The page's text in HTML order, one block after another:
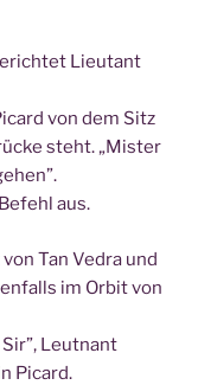
Lieu­tant
von dem Sitz
steht. „Mis­ter
aus.
Tan Vedra und
im Orbit von
Leut­nant
Picard.